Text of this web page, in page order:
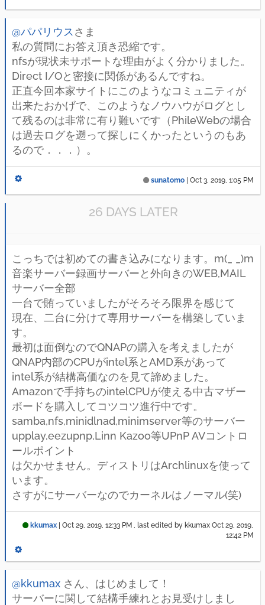
@パパリウス さま
私の質問にお答え頂き恐縮です。
nfsが現状未サポートな理由がよく分かりました。
Direct I/Oと密接に関係があるんですね。
正直今回本家サイトにこのようなコミュニティが
出来たおかげで、このようなノウハウがログとし
て残るのは非常に有り難いです（PhileWebの場合
は過去ログを遡って探しにくかったというのもあ
るので．．．）。
sunatomo Oct 3, 2019, 1:05 PM
26 DAYS LATER
こっちでは初めての書き込みになります。m(_ _)m
音楽サーバー録画サーバーと外向きのWEB,MAIL
サーバー全部
一台で賄っていましたがそろそろ限界を感じて
現在、二台に分けて専用サーバーを構築していま
す。
最初は面倒なのでQNAPの購入を考えましたが
QNAP内部のCPUがintel系とAMD系があって
intel系が結構高価なのを見て諦めました。
Amazonで手持ちのintelCPUが使える中古マザー
ボードを購入してコツコツ進行中です。
samba,nfs,minidlnad,minimserver等のサーバー
upplay,eezupnp,Linn Kazoo等UPnP AVコントロ
ールポイント
は欠かせません。ディストリはArchlinuxを使って
います。
さすがにサーバーなのでカーネルはノーマル(笑)
kkumax Oct 29, 2019, 12:33 PM , last edited by kkumax Oct 29, 2019,
12:42 PM
@kkumax さん、はじめまして！
サーバーに関して結構手練れとお見受けしまし